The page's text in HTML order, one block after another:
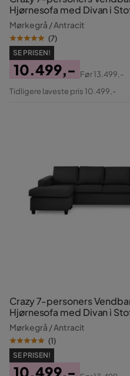
Hjørnesofa med Divan i
Mørkegrå / Antracit
(7)
SE PRISEN!
Pris
10.499,-
Original
Før13.499,-
Tidligere laveste pris 10.499,-
Crazy 7-personers
Hjørnesofa med Divan i
Mørkegrå / Antracit
(1)
SE PRISEN!
10.499,-